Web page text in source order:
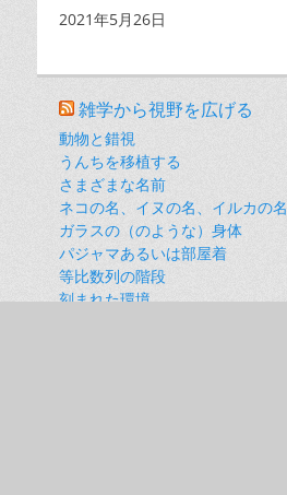
日付
2021年5月26日
雑学から視野を広げる
動物と錯視
うんちを移植する
さまざまな名前
ネコの名、イヌの名、イルカの名
ガラスの（のような）身体
パジャマあるいは部屋着
等比数列の階段
刻まれた環境